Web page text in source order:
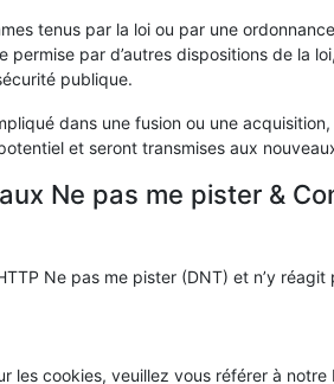
tenus par la loi ou par une
permise par d’autres dispositions de la
publique.
dans une fusion ou une
et seront transmises aux
Ne pas me pister &
Ne pas me pister (DNT) et n’y réagit
les cookies, veuillez vous référer à notre